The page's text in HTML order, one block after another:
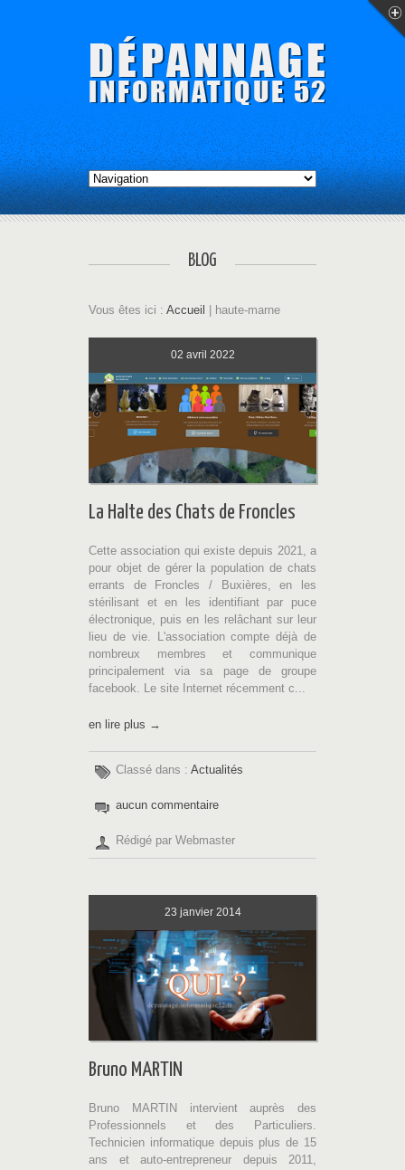
BLOG
Vous êtes ici : Accueil | haute-marne
02 avril 2022
La Halte des Chats de Froncles
Cette association qui existe depuis 2021, a
pour objet de gérer la population de chats
errants de Froncles / Buxières, en les
stérilisant et en les identifiant par puce
électronique, puis en les relâchant sur leur
lieu de vie. L'association compte déjà de
nombreux membres et communique
principalement via sa page de groupe
facebook. Le site Internet récemment c...
en lire plus →
Classé dans : Actualités
aucun commentaire
Rédigé par Webmaster
23 janvier 2014
Bruno MARTIN
Bruno MARTIN intervient auprès des
Professionnels et des Particuliers.
Technicien informatique depuis plus de 15
ans et auto-entrepreneur depuis 2011,